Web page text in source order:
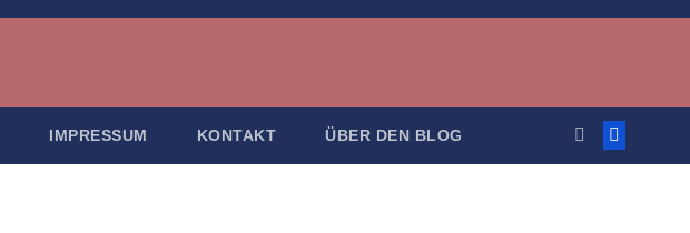
IMPRESSUM KONTAKT ÜBER DEN BLOG